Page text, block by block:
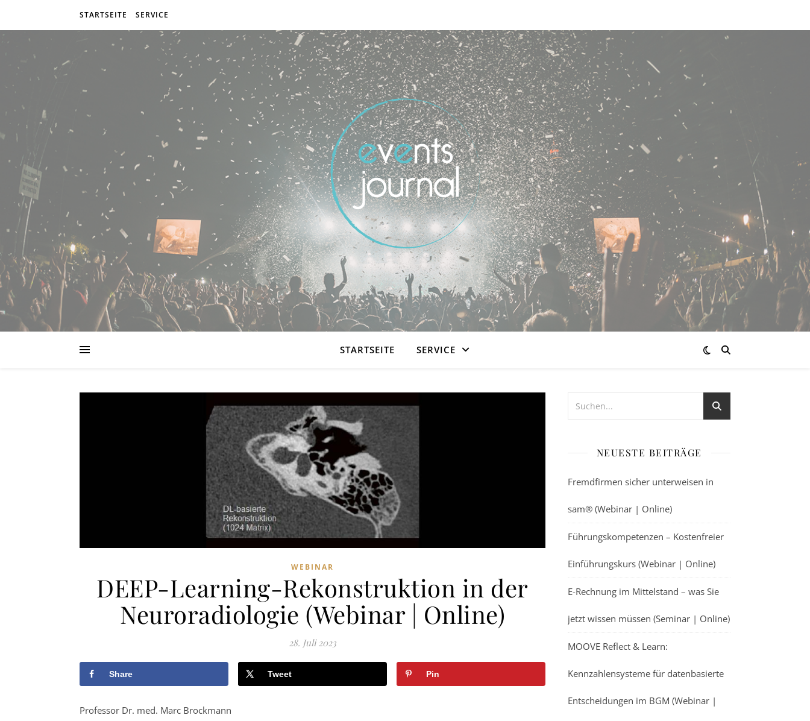
STARTSEITE SERVICE
STARTSEITE SERVICE
WEBINAR
DEEP-Learning-Rekonstruktion in der
Neuroradiologie (Webinar | Online)
28. Juli 2023
Share Tweet Pin
Professor Dr. med. Marc Brockmann
NEUESTE BEITRÄGE
Fremdfirmen sicher unterweisen in
sam® (Webinar | Online)
Führungskompetenzen – Kostenfreier
Einführungskurs (Webinar | Online)
E-Rechnung im Mittelstand – was Sie
jetzt wissen müssen (Seminar | Online)
MOOVE Reflect & Learn:
Kennzahlensysteme für datenbasierte
Entscheidungen im BGM (Webinar |